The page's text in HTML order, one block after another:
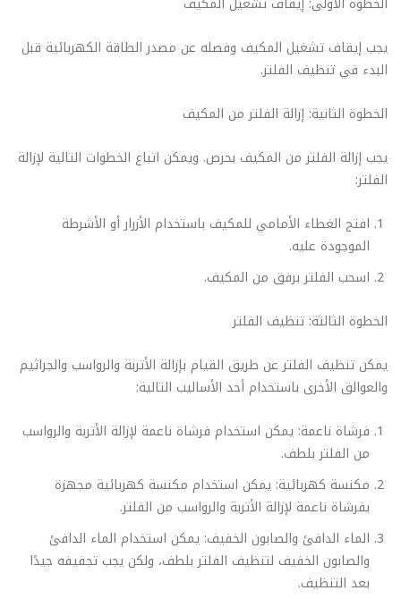
يجب إيقاف تشغيل المكيف وفصله عن مصدر الطاقة الكهربائية قبل
البدء في تنظيف الفلتر.
الخطوة الثانية: إزالة الفلتر من المكيف
يجب إزالة الفلتر من المكيف بحرص. ويمكن اتباع الخطوات التالية لإزالة
الفلتر:
افتح الغطاء الأمامي للمكيف باستخدام الأزرار أو الأشرطة
الموجودة عليه.
اسحب الفلتر برفق من المكيف.
الخطوة الثالثة: تنظيف الفلتر
يمكن تنظيف الفلتر عن طريق القيام بإزالة الأتربة والرواسب والجراثيم
والعوالق الأخرى باستخدام أحد الأساليب التالية:
فرشاة ناعمة: يمكن استخدام فرشاة ناعمة لإزالة الأتربة والرواسب
من الفلتر بلطف.
مكنسة كهربائية: يمكن استخدام مكنسة كهربائية مجهزة
بفرشاة ناعمة لإزالة الأتربة والرواسب من الفلتر.
الماء الدافئ والصابون الخفيف: يمكن استخدام الماء الدافئ
والصابون الخفيف لتنظيف الفلتر بلطف، ولكن يجب تجفيفه جيدًا
بعد التنظيف.